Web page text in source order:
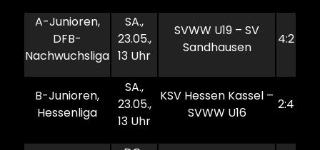
A-Junioren,
DFB-
Nachwuchsliga
SA.,
23.05.,
13 Uhr
SVWW U19 – SV
Sandhausen
4:2
B-Junioren,
Hessenliga
SA.,
23.05.,
13 Uhr
KSV Hessen Kassel –
SVWW U16
2:4